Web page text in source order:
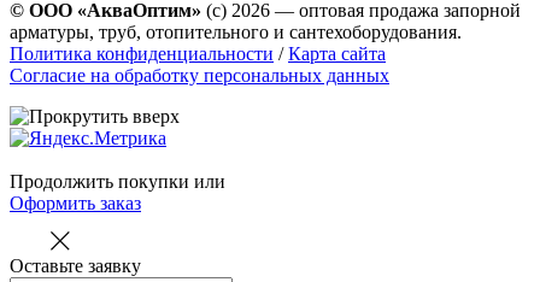
© ООО «АкваОптим» (с) 2026 — оптовая продажа запорной
арматуры, труб, отопительного и сантехоборудования.
Политика конфиденциальности /Карта сайта
Согласие на обработку персональных данных
Продолжить покупки или
Оформить заказ
Оставьте заявку